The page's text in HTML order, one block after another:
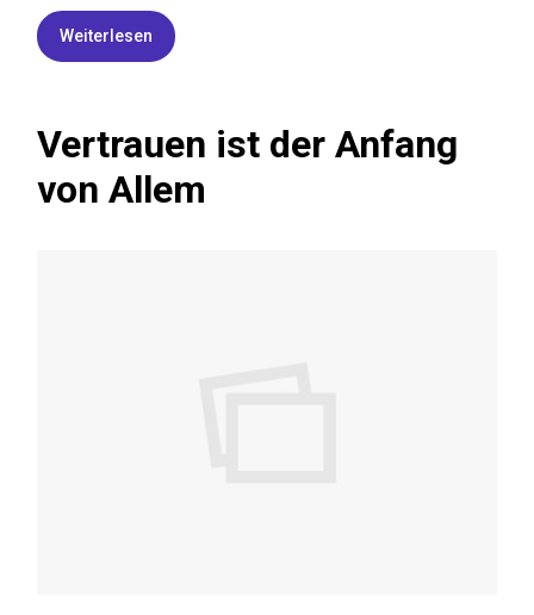
Weiterlesen
Vertrauen ist der Anfang
von Allem